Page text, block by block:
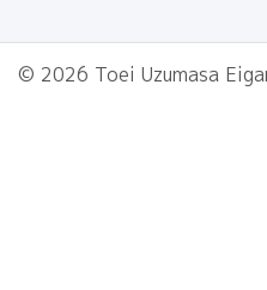
© 2026 Toei Uzumasa